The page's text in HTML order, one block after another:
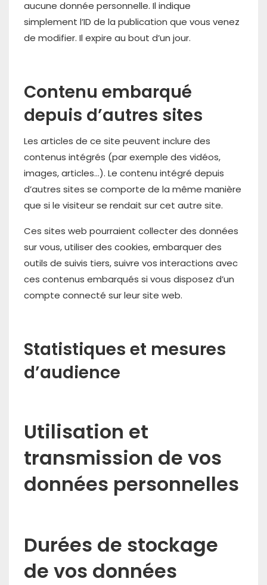
aucune donnée personnelle. Il indique
simplement l’ID de la publication que vous venez
de modifier. Il expire au bout d’un jour.
Contenu embarqué
depuis d’autres sites
Les articles de ce site peuvent inclure des
contenus intégrés (par exemple des vidéos,
images, articles…). Le contenu intégré depuis
d’autres sites se comporte de la même manière
que si le visiteur se rendait sur cet autre site.
Ces sites web pourraient collecter des données
sur vous, utiliser des cookies, embarquer des
outils de suivis tiers, suivre vos interactions avec
ces contenus embarqués si vous disposez d’un
compte connecté sur leur site web.
Statistiques et mesures
d’audience
Utilisation et
transmission de vos
données personnelles
Durées de stockage
de vos données